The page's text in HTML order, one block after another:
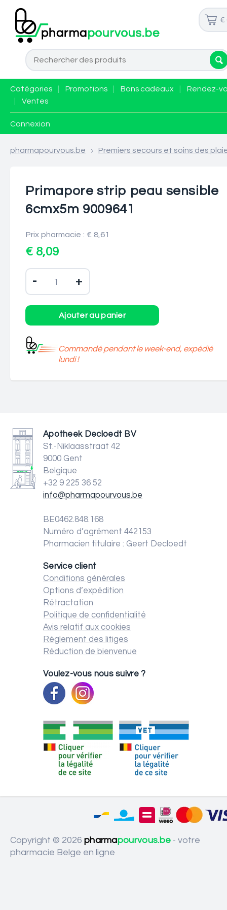
€
Catégories Promotions Bons cadeaux
Rendez-
Ventes
Connexion
pharmapourvous.be > Premiers secours et soins des
Primapore strip peau sensible
6cmx5m 9009641
Prix pharmacie : € 8,61
€ 8,09
- +
Commandé pendant le week-end, expédié
lundi !
Apotheek Decloedt BV
St.-Niklaasstraat 42
9000 Gent
Belgique
+32 9 225 36 52
info@pharmapourvous.be
BE0462.848.168
Numéro d’agrément 442153
Pharmacien titulaire : Geert Decloedt
Service client
Conditions générales
Options d’expédition
Rétractation
Politique de confidentialité
Avis relatif aux cookies
Règlement des litiges
Réduction de bienvenue
Voulez-vous nous suivre ?
Copyright © 2026 pharmapourvous.be - votre
pharmacie Belge en ligne